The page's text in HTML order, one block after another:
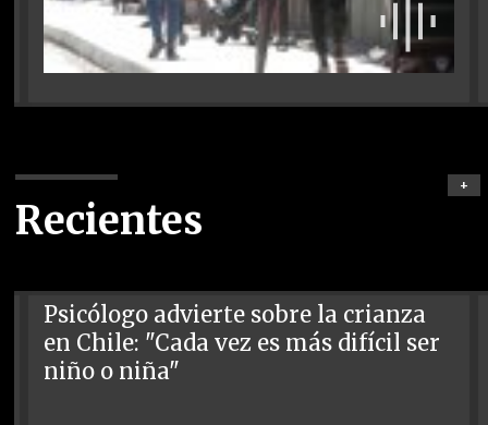
Recientes
+
Psicólogo advierte sobre la crianza
en Chile: "Cada vez es más difícil ser
niño o niña"